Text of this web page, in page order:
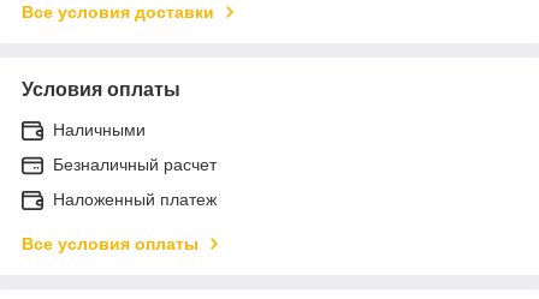
Все условия доставки
Условия оплаты
Наличными
Безналичный расчет
Наложенный платеж
Все условия оплаты